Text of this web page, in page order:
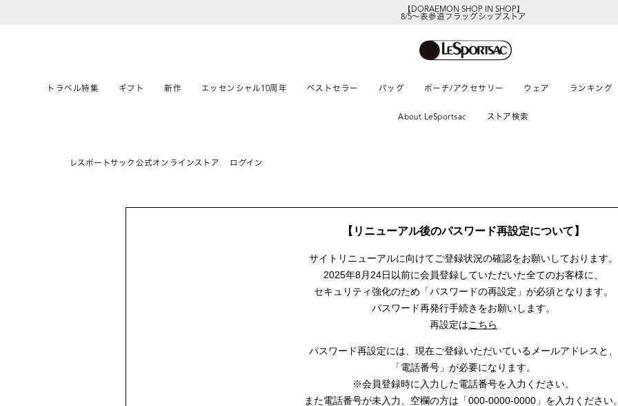
【DORAEMON SHOP IN SHOP】
8/5～表参道フラッグシップストア
トラベル特集 ギフト 新作 エッセンシャル10周年 ベストセラー バッグ ポーチ/アクセサリー ウェア ランキング
About LeSportsac ストア検索
レスポートサック公式オンラインストア ログイン
【リニューアル後のパスワード再設定について】
サイトリニューアルに向けてご登録状況の確認をお願いしております。
2025年8月24日以前に会員登録していただいた全てのお客様に、
セキュリティ強化のため「パスワードの再設定」が必須となります。
パスワード再発行手続きをお願いします。
再設定はこちら
パスワード再設定には、 現在ご登録いただいているメールアドレスと、
「電話番号」が必要になります。
※会員登録時に入力した電話番号を入力ください。
また電話番号が未入力、空欄の方は 「000-0000-0000」を入力ください。